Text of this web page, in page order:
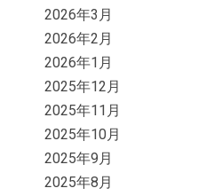
2026年3月
2026年2月
2026年1月
2025年12月
2025年11月
2025年10月
2025年9月
2025年8月